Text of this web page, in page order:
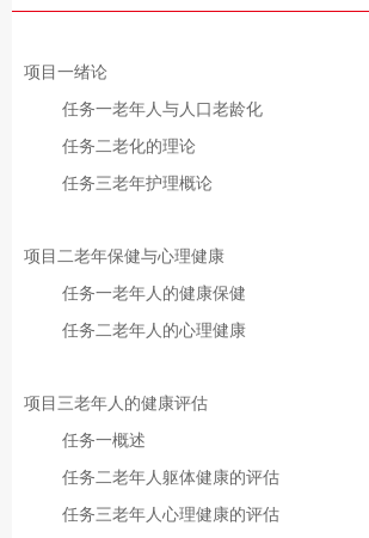
项目一绪论
任务一老年人与人口老龄化
任务二老化的理论
任务三老年护理概论
项目二老年保健与心理健康
任务一老年人的健康保健
任务二老年人的心理健康
项目三老年人的健康评估
任务一概述
任务二老年人躯体健康的评估
任务三老年人心理健康的评估